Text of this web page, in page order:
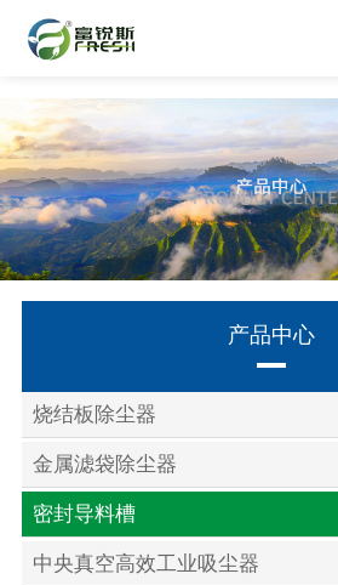
产品中心
烧结板除尘器
金属滤袋除尘器
密封导料槽
中央真空高效工业吸尘器